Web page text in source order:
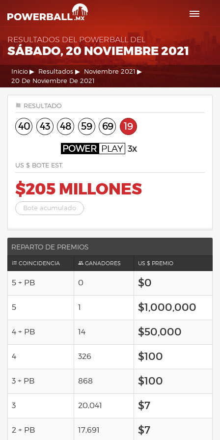
RESULTADOS DEL POWERBALL DEL
SÁBADO, 20 NOVIEMBRE 2021
Inicio Resultados
Noviembre 2021
20 De Noviembre De 2021
RESULTADO
40 43 48 59 69 19
POWER PLAY 3x
US $ BOTE EST.
$205 MILLONES
Bote acumulado
REPARTO DE PREMIOS
COINCIDENCIA GANADORES US $ PREMIO
5 + PB 0 $0
5 1 $1,000,000
4 + PB 14 $50,000
4 326 $100
3 + PB 868 $100
3 20,041 $7
2 + PB 17,691 $7